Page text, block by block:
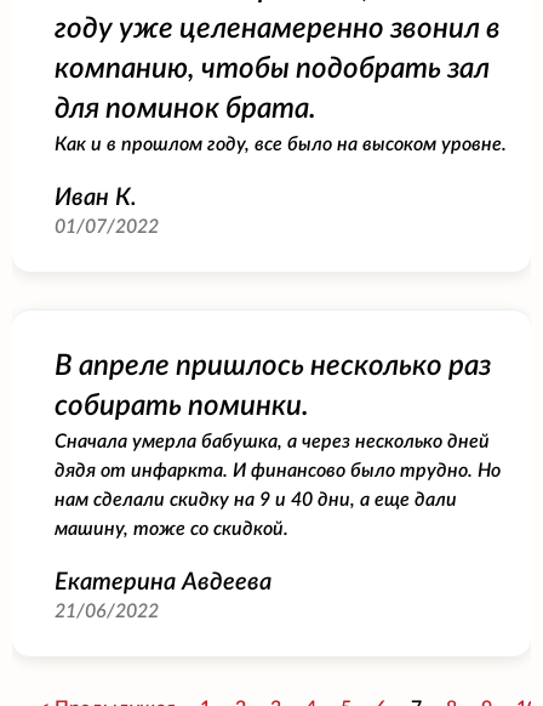
году уже целенамеренно звонил в
компанию, чтобы подобрать зал
для поминок брата.
Как и в прошлом году, все было на высоком уровне.
Иван К.
01/07/2022
В апреле пришлось несколько раз
собирать поминки.
Сначала умерла бабушка, а через несколько дней
дядя от инфаркта. И финансово было трудно. Но
нам сделали скидку на 9 и 40 дни, а еще дали
машину, тоже со скидкой.
Екатерина Авдеева
21/06/2022